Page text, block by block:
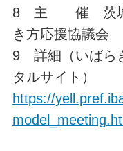
8 主 催 茨城県
き方応援協議会
9 詳細（いばら
タルサイト）
https://